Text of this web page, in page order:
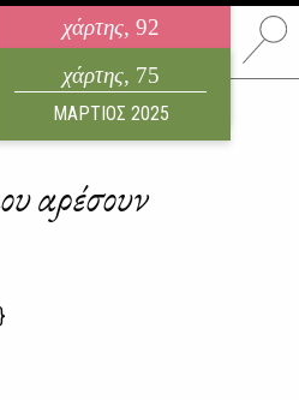
χάρτης, 92
ηλεκτρονικό περιοδικό
ΑΥΓΟΥΣΤΟΣ 2026
χάρτης, 75
ΜΑΡΤΙΟΣ 2025
αρέσουν